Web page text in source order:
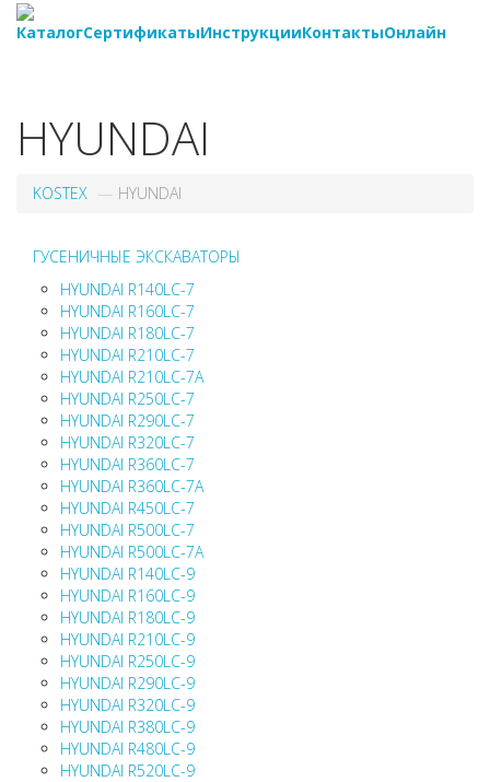
КаталогСертификатыИнструкцииКонтактыОнлайн
HYUNDAI
KOSTEX HYUNDAI
ГУСЕНИЧНЫЕ ЭКСКАВАТОРЫ
HYUNDAI R140LC-7
HYUNDAI R160LC-7
HYUNDAI R180LC-7
HYUNDAI R210LC-7
HYUNDAI R210LC-7A
HYUNDAI R250LC-7
HYUNDAI R290LC-7
HYUNDAI R320LC-7
HYUNDAI R360LC-7
HYUNDAI R360LC-7A
HYUNDAI R450LC-7
HYUNDAI R500LC-7
HYUNDAI R500LC-7A
HYUNDAI R140LC-9
HYUNDAI R160LC-9
HYUNDAI R180LC-9
HYUNDAI R210LC-9
HYUNDAI R250LC-9
HYUNDAI R290LC-9
HYUNDAI R320LC-9
HYUNDAI R380LC-9
HYUNDAI R480LC-9
HYUNDAI R520LC-9